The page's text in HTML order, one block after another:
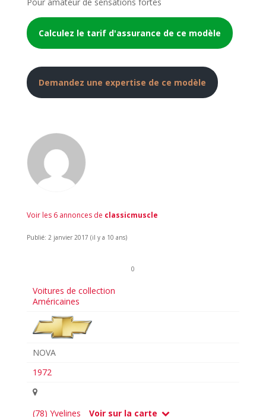
Calculez le tarif d'assurance de ce modèle
Demandez une expertise de ce modèle
Voir les 6 annonces de classicmuscle
Publié: 2 janvier 2017 (il y a 10 ans)
0
Voitures de collection
Américaines
NOVA
1972
(78) Yvelines Voir sur la carte